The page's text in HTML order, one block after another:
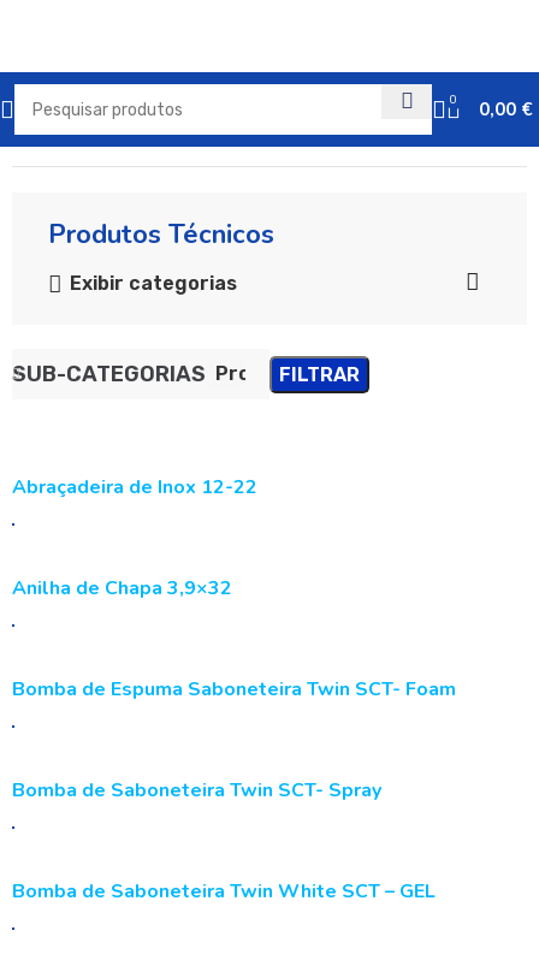
0 0,00 €
Início Produtos Técnicos
Produtos Técnicos
Exibir categorias
SUB-CATEGORIAS Produtos Técnicos
FILTRAR
Abraçadeira de Inox 12-22
Anilha de Chapa 3,9×32
Bomba de Espuma Saboneteira Twin SCT- Foam
Bomba de Saboneteira Twin SCT- Spray
Bomba de Saboneteira Twin White SCT – GEL